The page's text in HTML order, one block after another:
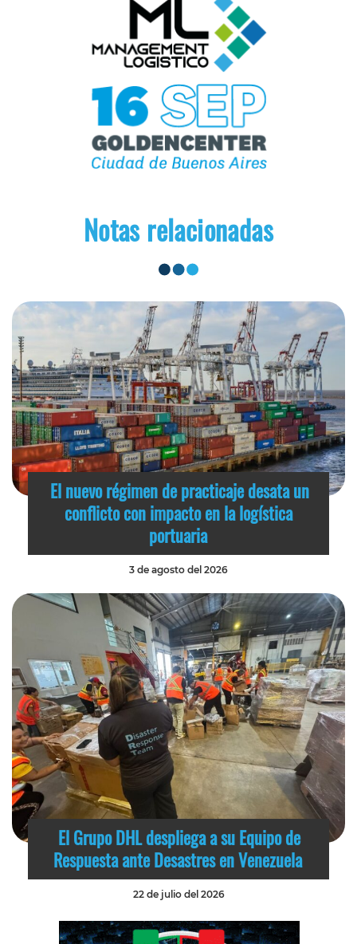
Notas relacionadas
El nuevo régimen de practicaje desata un
conflicto con impacto en la logística
portuaria
3 de agosto del 2026
El Grupo DHL despliega a su Equipo de
Respuesta ante Desastres en Venezuela
22 de julio del 2026